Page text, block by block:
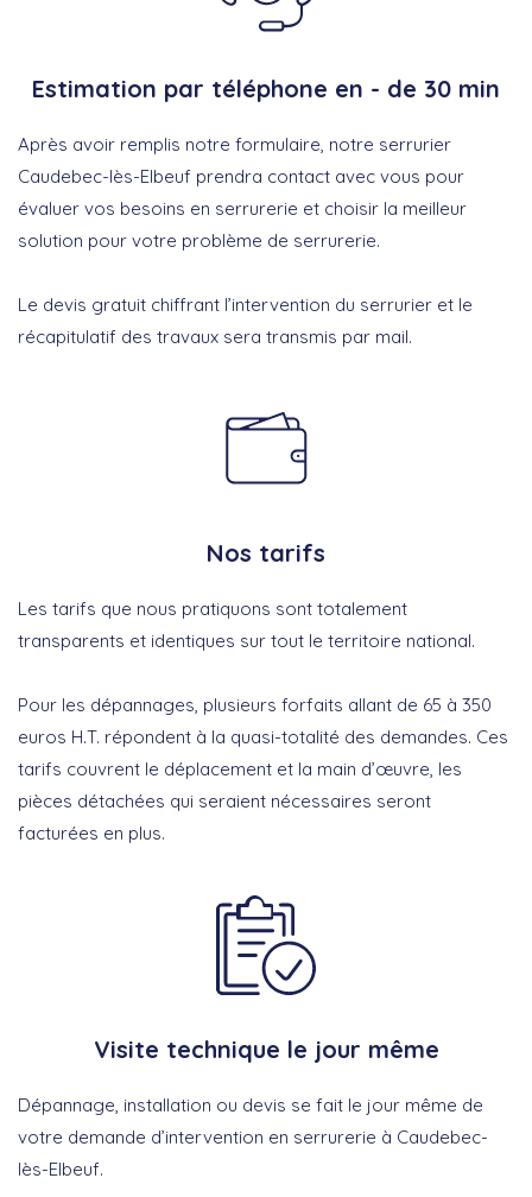
Estimation par téléphone en - de 30 min
Après avoir remplis notre formulaire, notre serrurier
Caudebec-lès-Elbeuf prendra contact avec vous pour
évaluer vos besoins en serrurerie et choisir la meilleur
solution pour votre problème de serrurerie.
Le devis gratuit chiffrant l’intervention du serrurier et le
récapitulatif des travaux sera transmis par mail.
Nos tarifs
Les tarifs que nous pratiquons sont totalement
transparents et identiques sur tout le territoire national.
Pour les dépannages, plusieurs forfaits allant de 65 à 350
euros H.T. répondent à la quasi-totalité des demandes. Ces
tarifs couvrent le déplacement et la main d’œuvre, les
pièces détachées qui seraient nécessaires seront
facturées en plus.
Visite technique le jour même
Dépannage, installation ou devis se fait le jour même de
votre demande d’intervention en serrurerie à Caudebec-
lès-Elbeuf.